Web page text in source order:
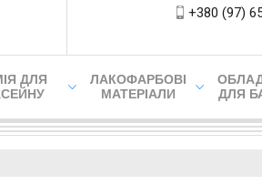
+380 (97)
ДЛЯ
ЛАКОФАРБОВІ
МАТЕРІАЛИ
ДЛЯ